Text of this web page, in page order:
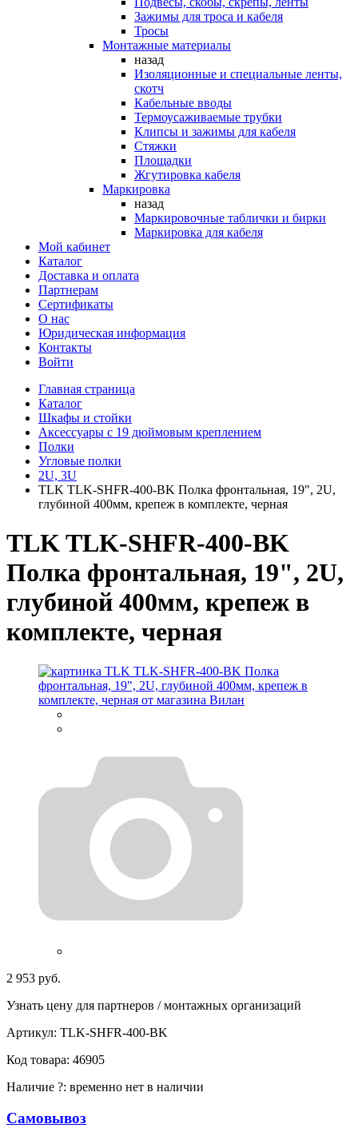
Зажимы для троса и кабеля
Тросы
Монтажные материалы
назад
Изоляционные и специальные ленты,
скотч
Кабельные вводы
Термоусаживаемые трубки
Клипсы и зажимы для кабеля
Стяжки
Площадки
Жгутировка кабеля
Маркировка
назад
Маркировочные таблички и бирки
Маркировка для кабеля
Мой кабинет
Каталог
Доставка и оплата
Партнерам
Сертификаты
О нас
Юридическая информация
Контакты
Войти
Главная страница
Каталог
Шкафы и стойки
Аксессуары с 19 дюймовым креплением
Полки
Угловые полки
2U, 3U
TLK TLK-SHFR-400-BK Полка фронтальная, 19", 2U,
глубиной 400мм, крепеж в комплекте, черная
TLK TLK-SHFR-400-BK
Полка фронтальная, 19", 2U,
глубиной 400мм, крепеж в
комплекте, черная
2 953 руб.
Узнать цену для партнеров / монтажных организаций
Артикул: TLK-SHFR-400-BK
Код товара: 46905
Наличие ?: временно нет в наличии
Самовывоз